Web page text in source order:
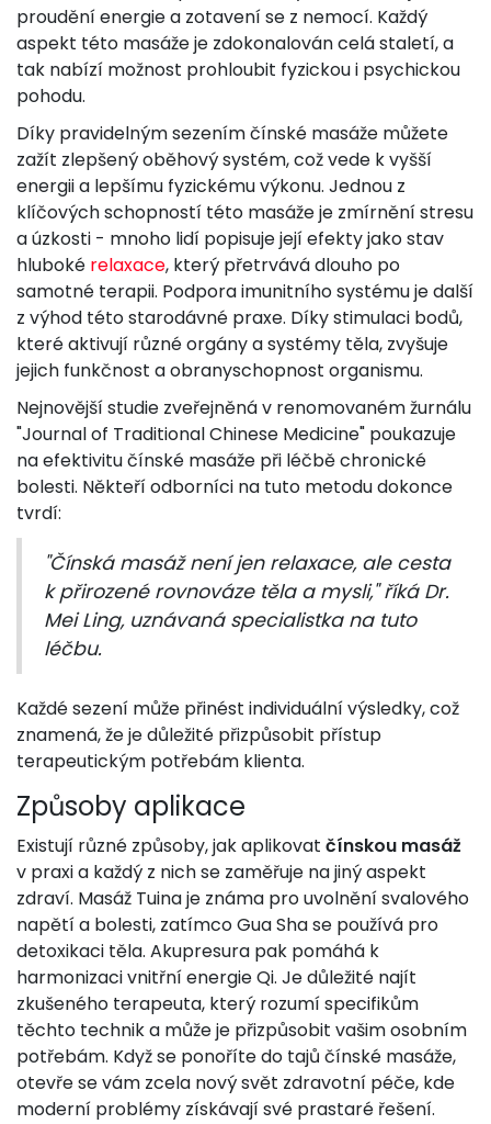
proudění energie a zotavení se z nemocí. Každý
aspekt této masáže je zdokonalován celá staletí, a
tak nabízí možnost prohloubit fyzickou i psychickou
pohodu.
Díky pravidelným sezením čínské masáže můžete
zažít zlepšený oběhový systém, což vede k vyšší
energii a lepšímu fyzickému výkonu. Jednou z
klíčových schopností této masáže je zmírnění stresu
a úzkosti - mnoho lidí popisuje její efekty jako stav
hluboké relaxace, který přetrvává dlouho po
samotné terapii. Podpora imunitního systému je další
z výhod této starodávné praxe. Díky stimulaci bodů,
které aktivují různé orgány a systémy těla, zvyšuje
jejich funkčnost a obranyschopnost organismu.
Nejnovější studie zveřejněná v renomovaném žurnálu
"Journal of Traditional Chinese Medicine" poukazuje
na efektivitu čínské masáže při léčbě chronické
bolesti. Někteří odborníci na tuto metodu dokonce
tvrdí:
"Čínská masáž není jen relaxace, ale cesta
k přirozené rovnováze těla a mysli," říká Dr.
Mei Ling, uznávaná specialistka na tuto
léčbu.
Každé sezení může přinést individuální výsledky, což
znamená, že je důležité přizpůsobit přístup
terapeutickým potřebám klienta.
Způsoby aplikace
Existují různé způsoby, jak aplikovat čínskou masáž
v praxi a každý z nich se zaměřuje na jiný aspekt
zdraví. Masáž Tuina je známa pro uvolnění svalového
napětí a bolesti, zatímco Gua Sha se používá pro
detoxikaci těla. Akupresura pak pomáhá k
harmonizaci vnitřní energie Qi. Je důležité najít
zkušeného terapeuta, který rozumí specifikům
těchto technik a může je přizpůsobit vašim osobním
potřebám. Když se ponoříte do tajů čínské masáže,
otevře se vám zcela nový svět zdravotní péče, kde
moderní problémy získávají své prastaré řešení.